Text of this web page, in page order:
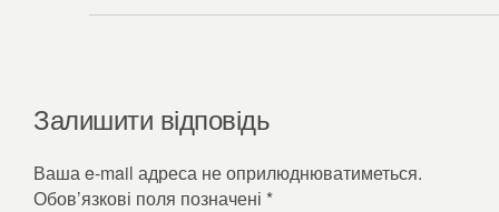
Залишити відповідь
Ваша e-mail адреса не оприлюднюватиметься.
Обов’язкові поля позначені *